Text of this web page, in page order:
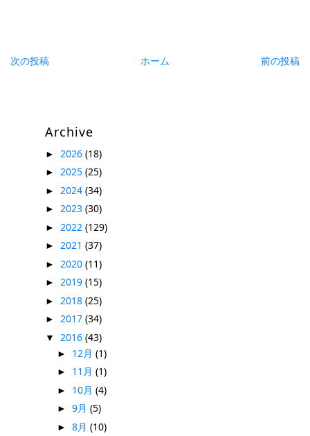
次の投稿 前の投稿
ホーム
Archive
► 2026 (18)
► 2025 (25)
► 2024 (34)
► 2023 (30)
► 2022 (129)
► 2021 (37)
► 2020 (11)
► 2019 (15)
► 2018 (25)
► 2017 (34)
▼ 2016 (43)
► 12月 (1)
► 11月 (1)
► 10月 (4)
► 9月 (5)
► 8月 (10)